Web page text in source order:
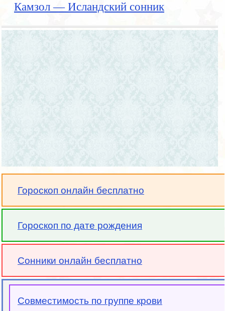
Камзол — Исландский сонник
Гороскоп онлайн бесплатно
Гороскоп по дате рождения
Сонники онлайн бесплатно
Совместимость по группе крови